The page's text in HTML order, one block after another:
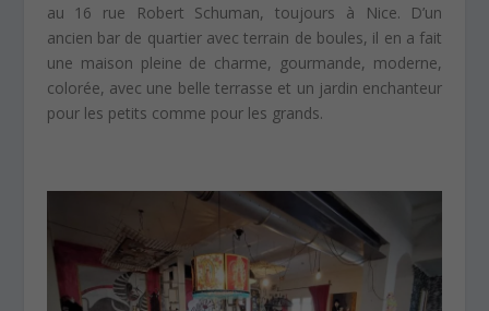
au 16 rue Robert Schuman, toujours à Nice. D’un
ancien bar de quartier avec terrain de boules, il en a fait
une maison pleine de charme, gourmande, moderne,
colorée, avec une belle terrasse et un jardin enchanteur
pour les petits comme pour les grands.